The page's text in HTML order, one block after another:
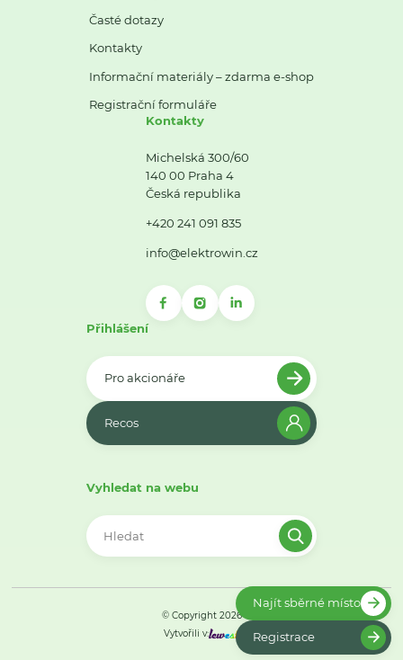
Časté dotazy
Kontakty
Informační materiály – zdarma e-shop
Registrační formuláře
Kontakty
Michelská 300/60
140 00 Praha 4
Česká republika
+420 241 091 835
info@elektrowin.cz
Přihlášení
Pro akcionáře
Recos
Vyhledat na webu
© Copyright 2026
Vytvořili v:
Najít sběrné místo
Registrace